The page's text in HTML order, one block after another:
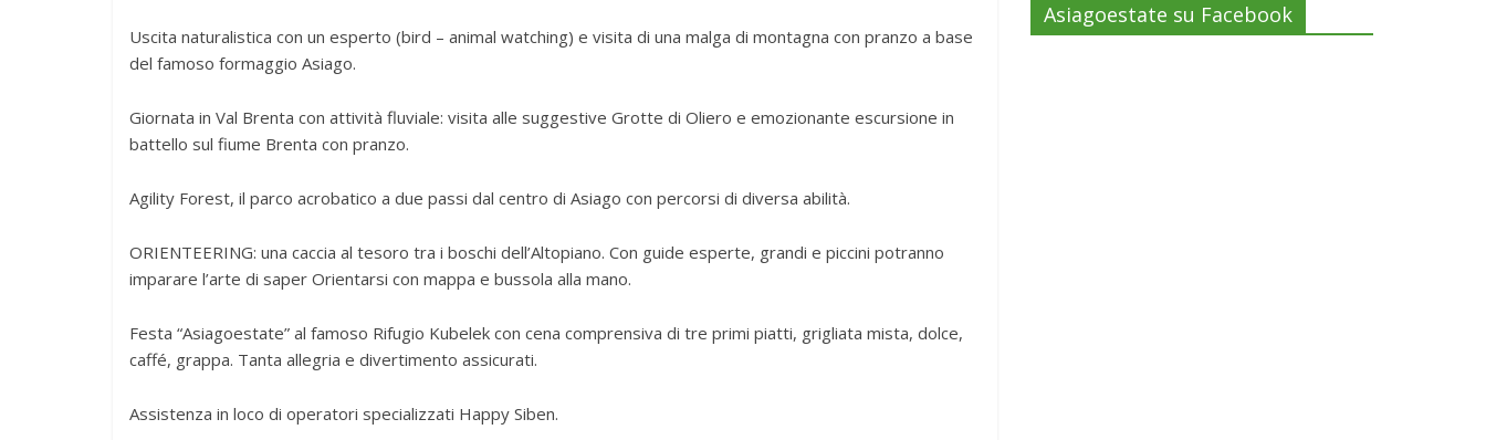
Uscita naturalistica con un esperto (bird – animal watching) e visita di una malga di montagna con pranzo a base
del famoso formaggio Asiago.
Giornata in Val Brenta con attività fluviale: visita alle suggestive Grotte di Oliero e emozionante escursione in
battello sul fiume Brenta con pranzo.
Agility Forest, il parco acrobatico a due passi dal centro di Asiago con percorsi di diversa abilità.
ORIENTEERING: una caccia al tesoro tra i boschi dell’Altopiano. Con guide esperte, grandi e piccini potranno
imparare l’arte di saper Orientarsi con mappa e bussola alla mano.
Festa “Asiagoestate” al famoso Rifugio Kubelek con cena comprensiva di tre primi piatti, grigliata mista, dolce,
caffé, grappa. Tanta allegria e divertimento assicurati.
Assistenza in loco di operatori specializzati Happy Siben.
Asiagoestate su Facebook